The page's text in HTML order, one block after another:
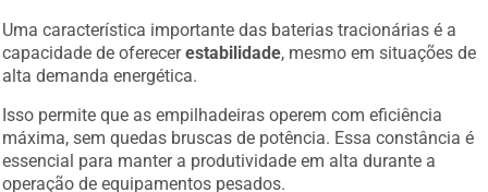
Uma característica importante das baterias tracionárias é a
capacidade de oferecerestabilidade , mesmo em situações de
alta demanda energética.
Isso permite que as empilhadeiras operem com eficiência
máxima, sem quedas bruscas de potência. Essa constância é
essencial para manter a produtividade em alta durante a
operação de equipamentos pesados.